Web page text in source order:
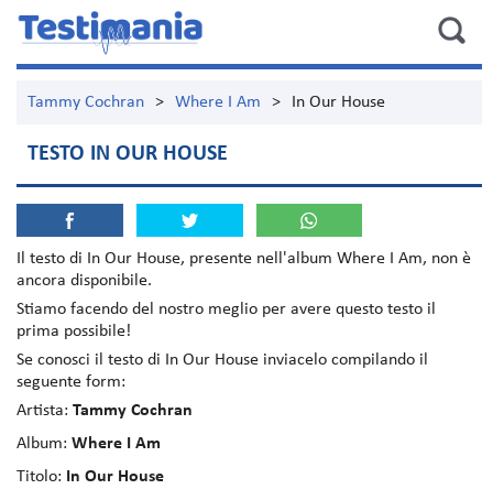
Tammy Cochran > Where I Am > In Our House
TESTO IN OUR HOUSE
Il testo di In Our House, presente nell'album Where I Am, non è
ancora disponibile.
Stiamo facendo del nostro meglio per avere questo testo il
prima possibile!
Se conosci il testo di In Our House inviacelo compilando il
seguente form:
Artista: Tammy Cochran
Album: Where I Am
Titolo:
In Our House